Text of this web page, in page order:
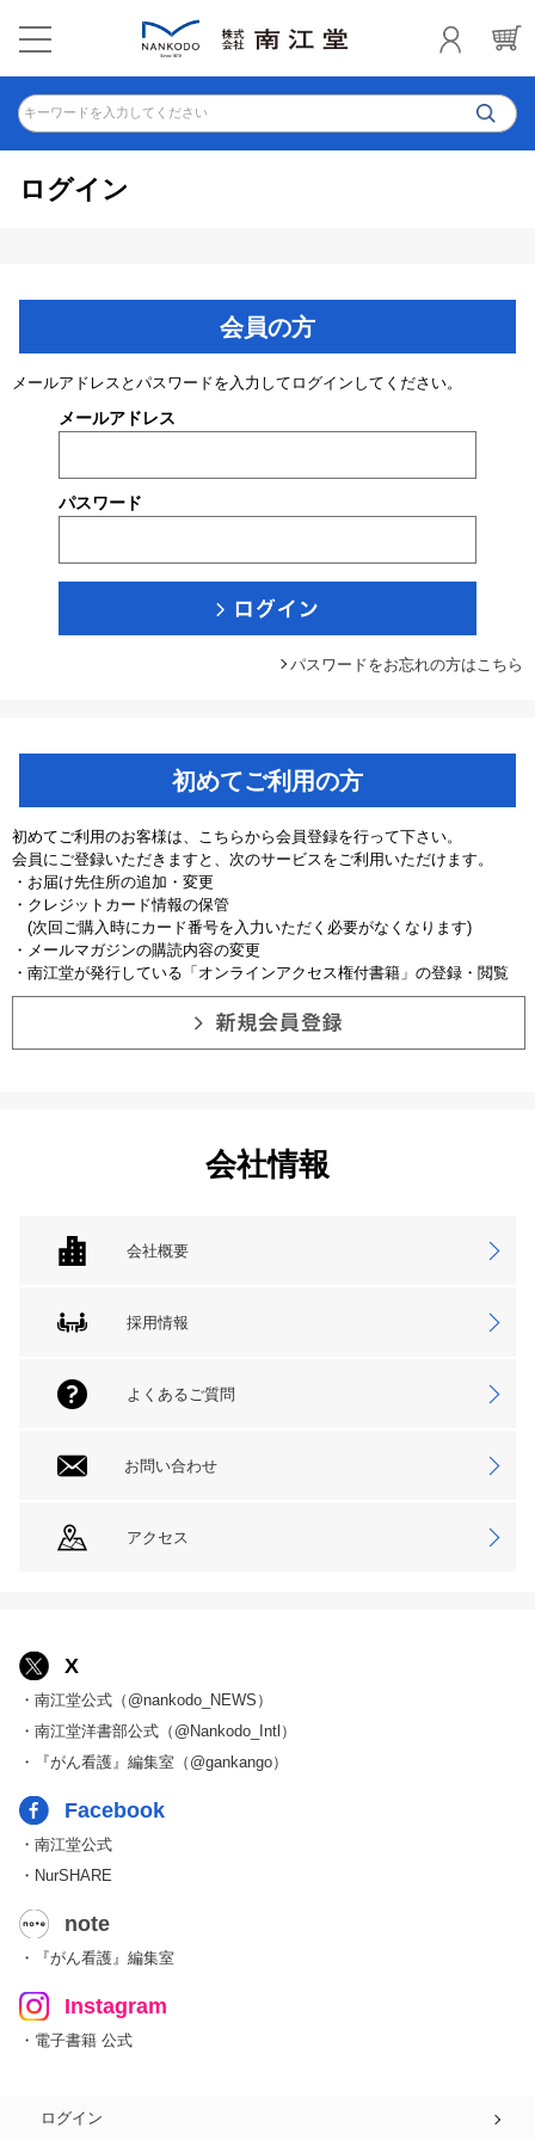
キーワードを入力してください
ログイン
会員の方
メールアドレスとパスワードを入力してログインしてください。
メールアドレス
パスワード
パスワードをお忘れの方はこちら
初めてご利用の方
初めてご利用のお客様は、こちらから会員登録を行って下さい。
会員にご登録いただきますと、次のサービスをご利用いただけます。
・お届け先住所の追加・変更
・クレジットカード情報の保管
(次回ご購入時にカード番号を入力いただく必要がなくなります)
・メールマガジンの購読内容の変更
・南江堂が発行している「オンラインアクセス権付書籍」の登録・閲覧
会社情報
会社概要
採用情報
よくあるご質問
お問い合わせ
アクセス
X
・南江堂公式（@nankodo_NEWS）
・南江堂洋書部公式（@Nankodo_Intl）
・『がん看護』編集室（@gankango）
Facebook
・南江堂公式
・NurSHARE
note
・『がん看護』編集室
Instagram
・電子書籍 公式
ログイン